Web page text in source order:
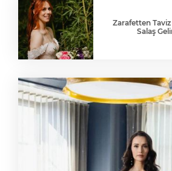
Zarafetten
Salaş